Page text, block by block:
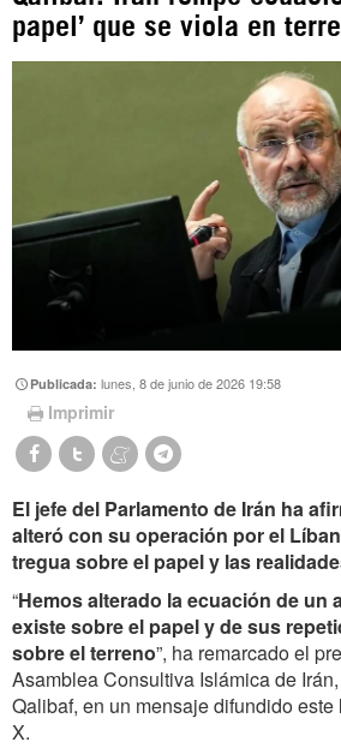
https://
Instagram como:
papel’ que se viola en
Publicada:lunes, 8 de junio de 2026 19:58
Imprimir
El jefe del Parlamento de Irán ha
alteró con su operación por el
tregua sobre el papel y las
“Hemos alterado la ecuación de un
existe sobre el papel y de sus
sobre el terreno”, ha remarcado el
Asamblea Consultiva Islámica de
Qalibaf, en un mensaje difundido
X.